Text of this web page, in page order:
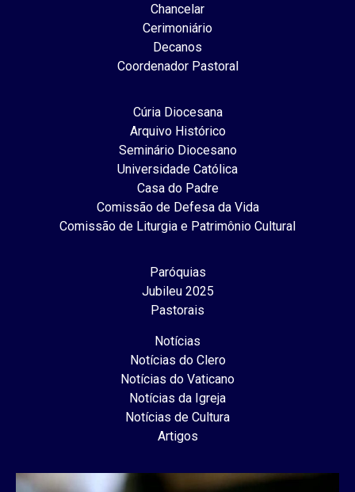
Chancelar
Cerimoniário
Decanos
Coordenador Pastoral
Cúria Diocesana
Arquivo Histórico
Seminário Diocesano
Universidade Católica
Casa do Padre
Comissão de Defesa da Vida
Comissão de Liturgia e Patrimônio Cultural
Paróquias
Jubileu 2025
Pastorais
Notícias
Notícias do Clero
Notícias do Vaticano
Notícias da Igreja
Notícias de Cultura
Artigos